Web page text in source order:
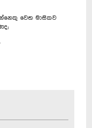
වෙත මාසිකව